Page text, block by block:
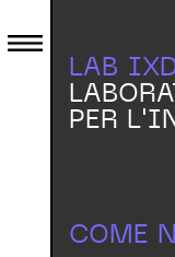
LAB
PER
COME